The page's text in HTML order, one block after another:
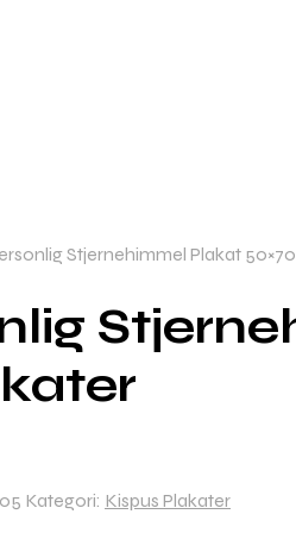
Stjernehimmel Plakat
Kategori: Kispus Plakater